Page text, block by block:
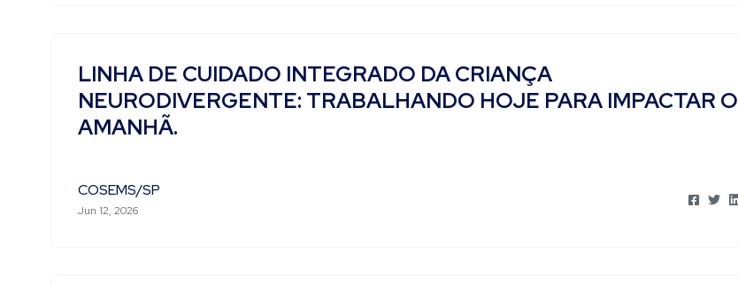
LINHA DE CUIDADO INTEGRADO DA CRIANÇA
NEURODIVERGENTE: TRABALHANDO HOJE PARA IMPACTAR O
AMANHÃ.
COSEMS/SP
Jun 12, 2026